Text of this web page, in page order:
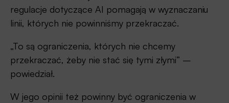
regulacje dotyczące AI pomagają w wyznaczaniu
linii, których nie powinniśmy przekraczać.
„To są ograniczenia, których nie chcemy
przekraczać, żeby nie stać się tymi złymi” –
powiedział.
W jego opinii też powinny być ograniczenia w